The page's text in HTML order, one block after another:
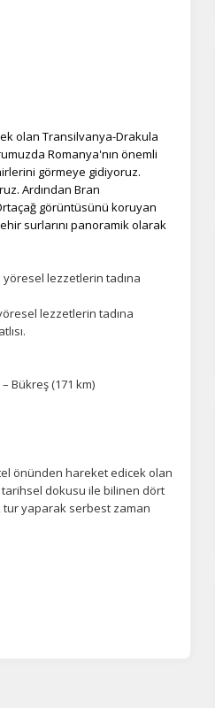
nerede zorluk yaşadığını
göstermek için kullanılır.
edersiniz, ancak daha az
Et
olan Transilvanya-Drakula
Romanya'nın önemli
görmeye gidiyoruz.
Ardından Bran
görüntüsünü koruyan
surlarını panoramik olarak
yöresel lezzetlerin tadına
lezzetlerin tadına
Bükreş (171 km)
önünden hareket edicek olan
tarihsel dokusu ile bilinen dört
yaparak serbest zaman